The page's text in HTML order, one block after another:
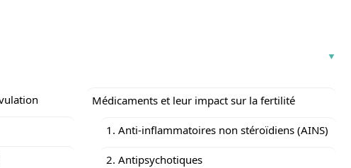
Médicaments et leur impact sur la fertilité
1. Anti-inflammatoires non stéroïdiens (AINS)
2. Antipsychotiques